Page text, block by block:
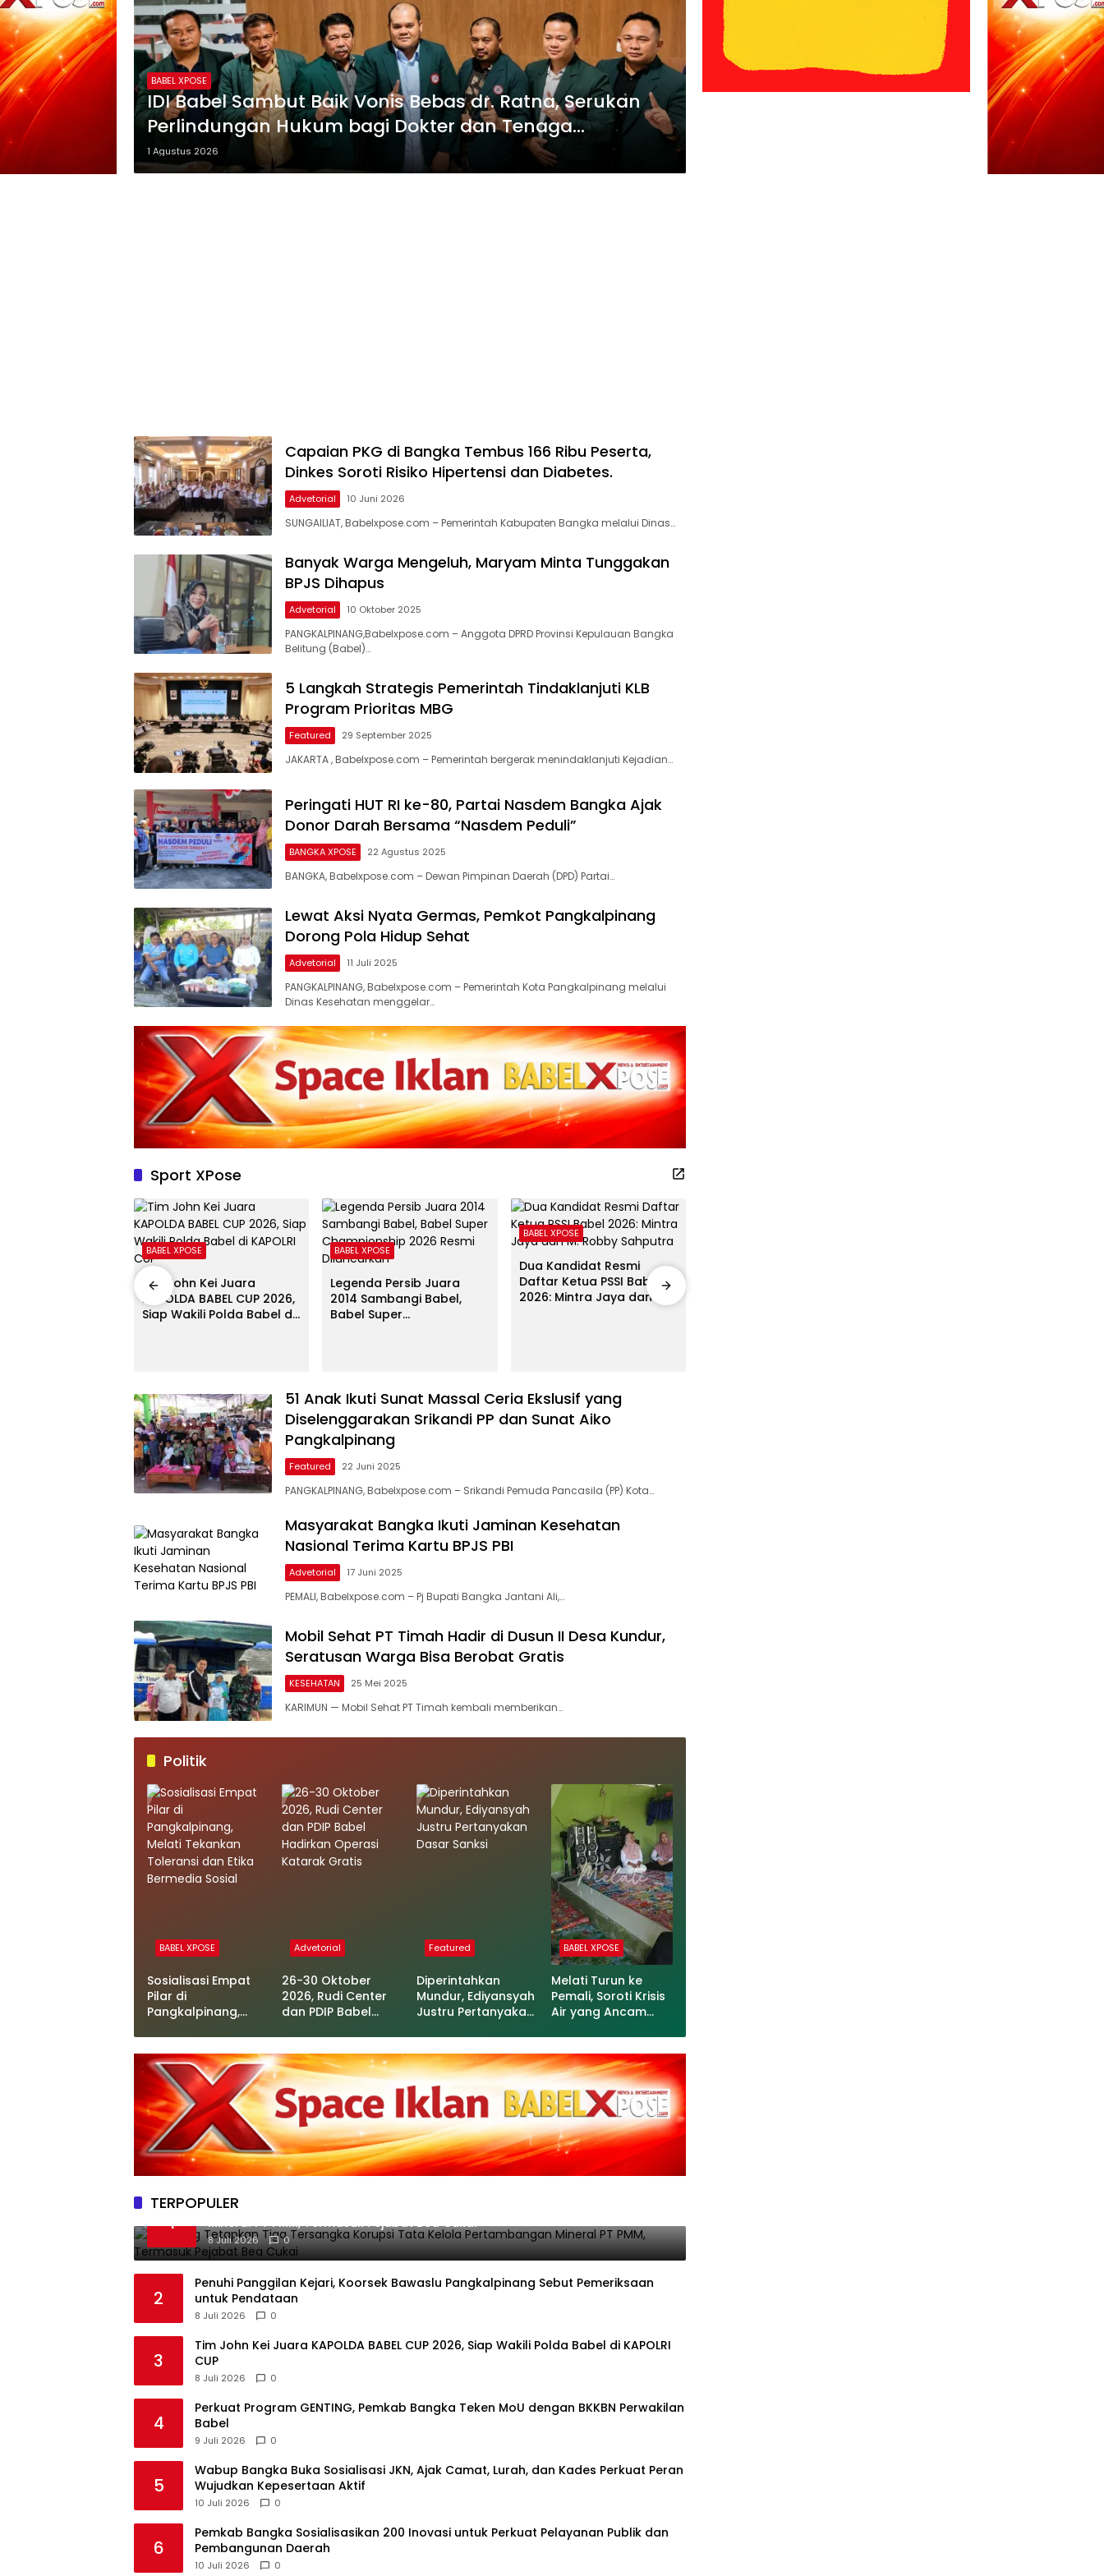
BABEL XPOSE
IDI Babel Sambut Baik Vonis Bebas dr. Ratna, Serukan
Perlindungan Hukum bagi Dokter dan Tenaga
Kesehatan
1 Agustus 2026
Capaian PKG di Bangka Tembus 166 Ribu Peserta,
Dinkes Soroti Risiko Hipertensi dan Diabetes.
Advetorial 10 Juni 2026
SUNGAILIAT, Babelxpose.com – Pemerintah Kabupaten Bangka melalui Dinas…
Banyak Warga Mengeluh, Maryam Minta Tunggakan
BPJS Dihapus
Advetorial 10 Oktober 2025
PANGKALPINANG,Babelxpose.com – Anggota DPRD Provinsi Kepulauan Bangka
Belitung (Babel)…
5 Langkah Strategis Pemerintah Tindaklanjuti KLB
Program Prioritas MBG
Featured 29 September 2025
JAKARTA , Babelxpose.com – Pemerintah bergerak menindaklanjuti Kejadian…
Peringati HUT RI ke-80, Partai Nasdem Bangka Ajak
Donor Darah Bersama “Nasdem Peduli”
BANGKA XPOSE 22 Agustus 2025
BANGKA, Babelxpose.com – Dewan Pimpinan Daerah (DPD) Partai…
Lewat Aksi Nyata Germas, Pemkot Pangkalpinang
Dorong Pola Hidup Sehat
Advetorial 11 Juli 2025
PANGKALPINANG, Babelxpose.com – Pemerintah Kota Pangkalpinang melalui
Dinas Kesehatan menggelar…
Sport XPose
BABEL XPOSE
Tim John Kei Juara
KAPOLDA BABEL CUP 2026,
Siap Wakili Polda Babel di
BABEL XPOSE
Legenda Persib Juara
2014 Sambangi Babel,
Babel Super
BABEL XPOSE
Dua Kandidat Resmi
Daftar Ketua PSSI Babel
2026: Mintra Jaya dan M.
51 Anak Ikuti Sunat Massal Ceria Ekslusif yang
Diselenggarakan Srikandi PP dan Sunat Aiko
Pangkalpinang
Featured 22 Juni 2025
PANGKALPINANG, Babelxpose.com – Srikandi Pemuda Pancasila (PP) Kota…
Masyarakat Bangka Ikuti Jaminan Kesehatan
Nasional Terima Kartu BPJS PBI
Advetorial 17 Juni 2025
PEMALI, Babelxpose.com – Pj Bupati Bangka Jantani Ali,…
Mobil Sehat PT Timah Hadir di Dusun II Desa Kundur,
Seratusan Warga Bisa Berobat Gratis
KESEHATAN 25 Mei 2025
KARIMUN — Mobil Sehat PT Timah kembali memberikan…
Politik
BABEL XPOSE
Sosialisasi Empat
Pilar di
Pangkalpinang,
Toleransi dan Etika
Bermedia Sosial
Advetorial
26-30 Oktober
2026, Rudi Center
dan PDIP Babel
Katarak Gratis
Featured
Diperintahkan
Mundur, Ediyansyah
Justru Pertanyakan
BABEL XPOSE
Melati Turun ke
Pemali, Soroti Krisis
Air yang Ancam
KWT
TERPOPULER
1
Kejagung Tetapkan Tiga Tersangka Korupsi Tata Kelola Pertambangan
Mineral PT PMM, Termasuk Pejabat Bea Cukai
8 Juli 2026 0
2
Penuhi Panggilan Kejari, Koorsek Bawaslu Pangkalpinang Sebut Pemeriksaan
untuk Pendataan
8 Juli 2026 0
3
Tim John Kei Juara KAPOLDA BABEL CUP 2026, Siap Wakili Polda Babel di KAPOLRI
CUP
8 Juli 2026 0
4
Perkuat Program GENTING, Pemkab Bangka Teken MoU dengan BKKBN Perwakilan
Babel
9 Juli 2026 0
5
Wabup Bangka Buka Sosialisasi JKN, Ajak Camat, Lurah, dan Kades Perkuat Peran
Wujudkan Kepesertaan Aktif
10 Juli 2026 0
6
Pemkab Bangka Sosialisasikan 200 Inovasi untuk Perkuat Pelayanan Publik dan
Pembangunan Daerah
10 Juli 2026 0